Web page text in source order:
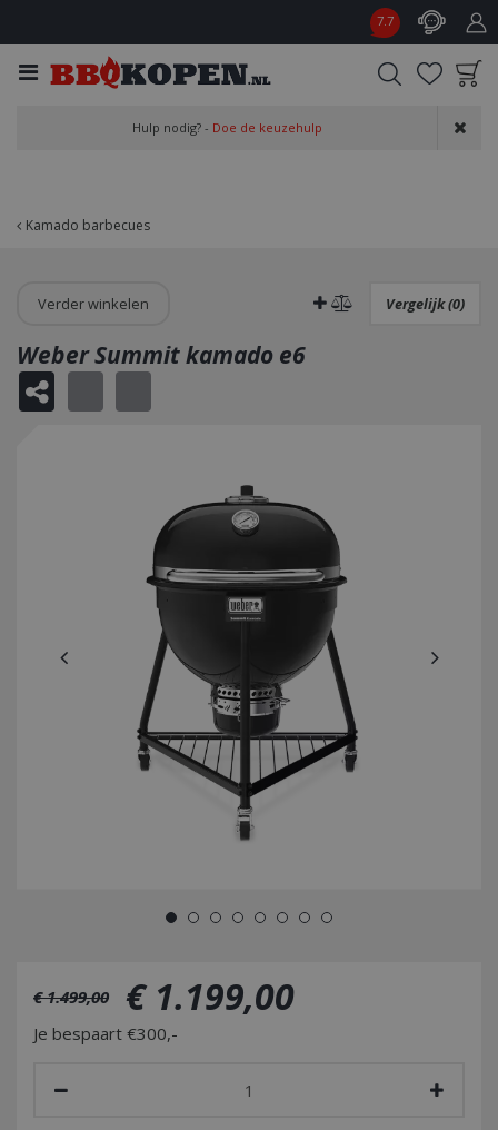
Kamado barbecues
7.7
aan wensenlijst
Hulp nodig? - Doe de keuzehulp
Verder winkelen Vergelijk (0)
Weber Summit kamado e6
€ 1.499,00 € 1.199,00
Je bespaart €300,-